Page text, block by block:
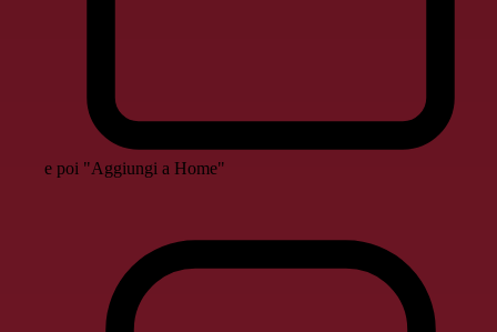
e poi "Aggiungi a Home"